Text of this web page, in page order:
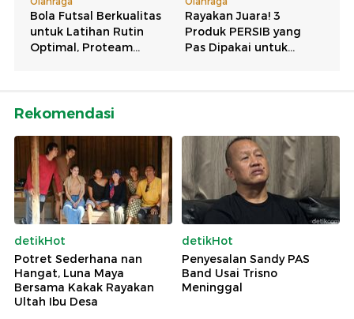
Rekomendasi
detikHot
Potret Sederhana nan
Hangat, Luna Maya
Bersama Kakak Rayakan
Ultah Ibu Desa
detikHot
Penyesalan Sandy PAS
Band Usai Trisno
Meninggal